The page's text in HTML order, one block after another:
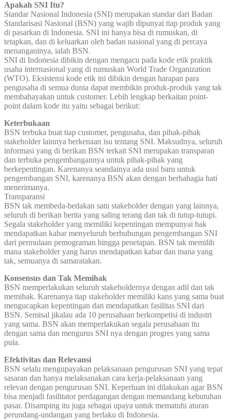
Apakah SNI Itu?
Standar Nasional Indonesia (SNI) merupakan standar dari Badan
Standarisasi Nasional (BSN) yang wajib dipunyai tiap produk yang
di pasarkan di Indonesia. SNI ini hanya bisa di rumuskan, di
tetapkan, dan di keluarkan oleh badan nasional yang di percaya
menanganinya, ialah BSN.
SNI di Indonesia dibikin dengan mengacu pada kode etik praktik
usaha internasional yang di rumuskan World Trade Organization
(WTO). Eksistensi kode etik ini dibikin dengan harapan para
pengusaha di semua dunia dapat membikin produk-produk yang tak
membahayakan untuk customer. Lebih lengkap berkaitan point-
point dalam kode itu yaitu sebagai berikut:
Keterbukaan
BSN terbuka buat tiap customer, pengusaha, dan pihak-pihak
stakeholder lainnya berkenaan isu tentang SNI. Maksudnya, seluruh
informasi yang di berikan BSN terkait SNI merupakan transparan
dan terbuka pengembangannya untuk pihak-pihak yang
berkepentingan. Karenanya seandainya ada usul baru untuk
pengembangan SNI, karenanya BSN akan dengan berbahagia hati
menerimanya.
Transparansi
BSN tak membeda-bedakan satu stakeholder dengan yang lainnya,
seluruh di berikan berita yang saling terang dan tak di tutup-tutupi.
Segala stakeholder yang memiliki kepentingan mempunyai hak
mendapatkan kabar menyeluruh berhubungan pengembangan SNI
dari permulaan pemograman hingga penetapan. BSN tak memilih
mana stakeholder yang harus mendapatkan kabar dan mana yang
tak, semuanya di samaratakan.
Konsensus dan Tak Memihak
BSN memperlakukan seluruh stakeholdernya dengan adil dan tak
memihak. Karenanya tiap stakeholder memiliki kans yang sama buat
mengucapkan kepentingan dan mendapatkan fasilitas SNI dari
BSN. Semisal jikalau ada 10 perusahaan berkompetisi di industri
yang sama. BSN akan memperlakukan segala perusahaan itu
dengan sama dan mengurus SNI nya dengan progres yang sama
pula.
Efektivitas dan Relevansi
BSN selalu mengupayakan pelaksanaan pengurusan SNI yang tepat
sasaran dan hanya melaksanakan cara kerja-pelaksanaan yang
relevan dengan pengurusan SNI. Keperluan ini dilakukan agar BSN
bisa menjadi fasilitator perdagangan dengan memandang kebutuhan
pasar. Disamping itu juga sebagai upaya untuk mematuhi aturan
perundang-undangan yang berlaku di Indonesia.